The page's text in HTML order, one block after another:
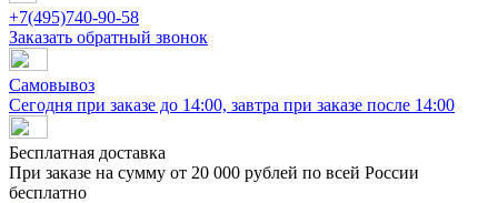
+7(495)740-90-58
Заказать обратный звонок
Самовывоз
Сегодня при заказе до 14:00, завтра при заказе после 14:00
Бесплатная доставка
При заказе на сумму от 20 000 рублей по всей России
бесплатно